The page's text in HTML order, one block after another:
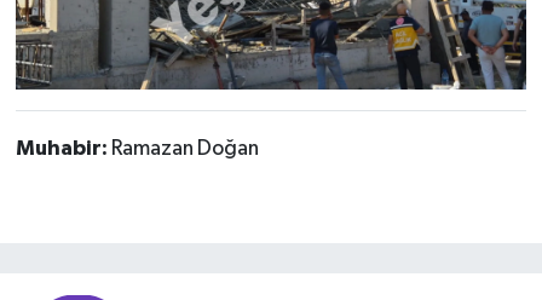
Muhabir: Ramazan Doğan